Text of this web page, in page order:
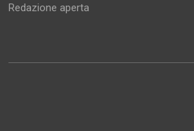
Redazione aperta